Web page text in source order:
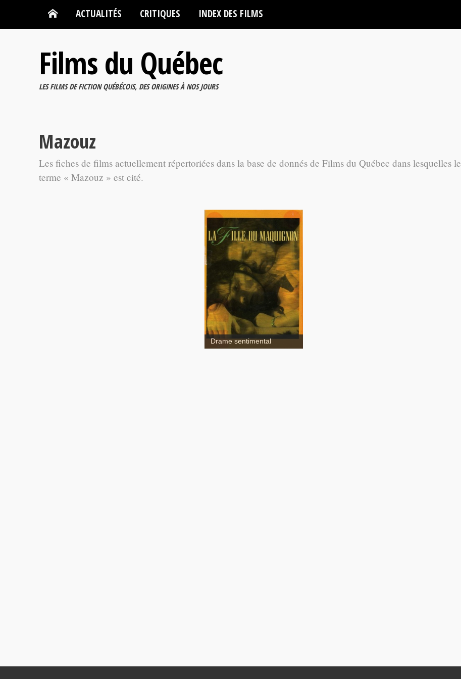
ACTUALITÉS CRITIQUES INDEX DES FILMS
Films du Québec
LES FILMS DE FICTION QUÉBÉCOIS, DES ORIGINES À NOS JOURS
Mazouz
Les fiches de films actuellement répertoriées dans la base de donnés de Films du Québec dans lesquelles le
terme « Mazouz » est cité.
La Fille du maquignon
Drame sentimental